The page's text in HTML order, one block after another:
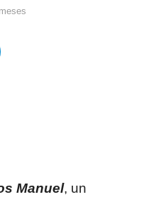
Manuel, un